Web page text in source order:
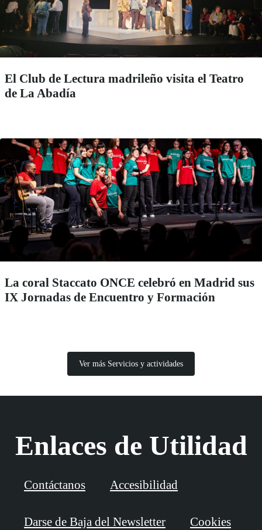
El Club de Lectura madrileño visita el Teatro
de La Abadía
La coral Staccato ONCE celebró en Madrid sus
IX Jornadas de Encuentro y Formación
Ver más Servicios y actividades
Enlaces de Utilidad
Contáctanos Accesibilidad
Darse de Baja del Newsletter Cookies